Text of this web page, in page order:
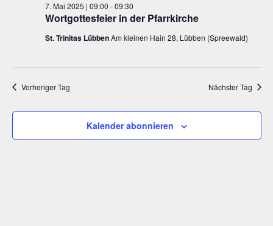
Wortgottesfeier in der Pfarrkirche
7. Mai 2025 | 09:00 -09:30
St. Trinitas LübbenAm kleinen Hain 28, Lübben (Spreewald)
Vorheriger Tag Nächster Tag
Kalender abonnieren